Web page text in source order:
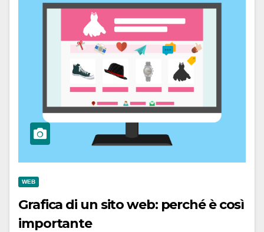
WEB
Grafica di un sito web: perché è così
importante